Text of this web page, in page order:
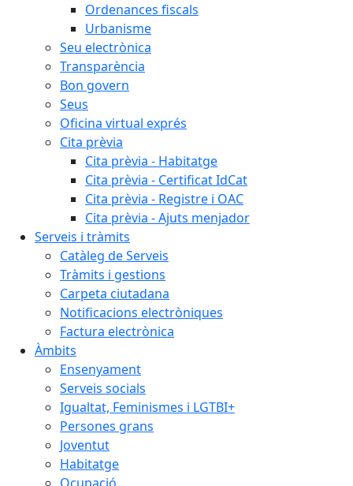
Ordenances fiscals
Urbanisme
Seu electrònica
Transparència
Bon govern
Seus
Oficina virtual exprés
Cita prèvia
Cita prèvia - Habitatge
Cita prèvia - Certificat IdCat
Cita prèvia - Registre i OAC
Cita prèvia - Ajuts menjador
Serveis i tràmits
Catàleg de Serveis
Tràmits i gestions
Carpeta ciutadana
Notificacions electròniques
Factura electrònica
Àmbits
Ensenyament
Serveis socials
Igualtat, Feminismes i LGTBI+
Persones grans
Joventut
Habitatge